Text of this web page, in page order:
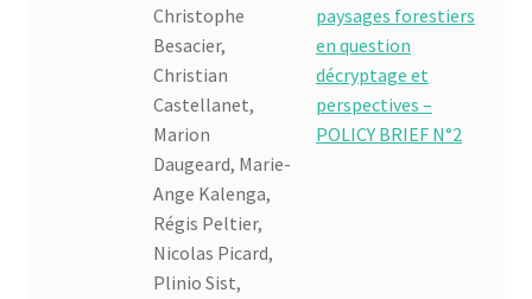
Christophe
Besacier,
Christian
Castellanet,
Marion
Daugeard, Marie-
Ange Kalenga,
Régis Peltier,
Nicolas Picard,
Plinio Sist,
paysages forestiers
en question
décryptage et
perspectives –
POLICY BRIEF N°2